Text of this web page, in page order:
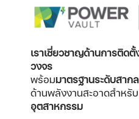
เราเชี่ยวชาญด้านการติด
วงจร
พร้อมมาตรฐานระดับสากล
ด้านพลังงานสะอาดสำหรับ
อุตสาหกรรม